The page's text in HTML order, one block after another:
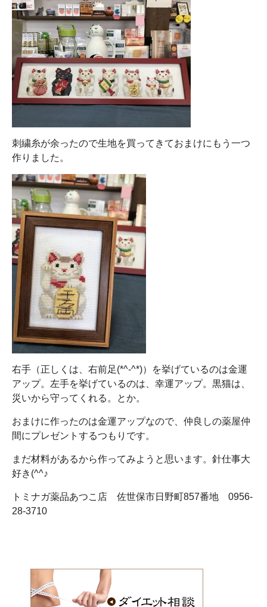
刺繍糸が余ったので生地を買ってきておまけにもう一つ
作りました。
右手（正しくは、右前足(*^-^*)）を挙げているのは金運
アップ。左手を挙げているのは、幸運アップ。黒猫は、
災いから守ってくれる。とか。
おまけに作ったのは金運アップなので、仲良しの薬屋仲
間にプレゼントするつもりです。
まだ材料があるから作ってみようと思います。針仕事大
好き(^^♪
トミナガ薬品あつこ店 佐世保市日野町857番地 0956-
28-3710